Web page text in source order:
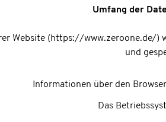
Umfang der
Website (https://www.zeroone.de/)
und
Informationen über den
Das